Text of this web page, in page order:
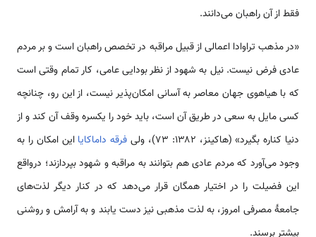
فقط از آن راهبان می‌دانند.
«در مذهب تراوادا اعمالی از قبیل مراقبه در تخصص راهبان است و بر مردم
عادی فرض نیست. نیل به شهود از نظر بودایی عامی، کار تمام وقتی است
که با هیاهوی جهان معاصر به آسانی امکان‌پذیر نیست، از این رو، چنانچه
کسی مایل به سعی در طریق آن است، باید خود را یکسره وقف آن کند و از
دنیا کناره بگیرد» (هاکینز، ۱۳۸۲: ۷۳)، ولی
فرقه داماکایا این امکان را به
وجود می‌آورد که مردم عادی هم بتوانند به مراقبه و شهود بپردازند؛ درواقع
این فضیلت را در اختیار همگان قرار می‌دهد که در کنار دیگر لذت‌های
جامعهٔ مصرفی امروز، به لذت مذهبی نیز دست یابند و به آرامش و روشنی
بیشتر برسند.